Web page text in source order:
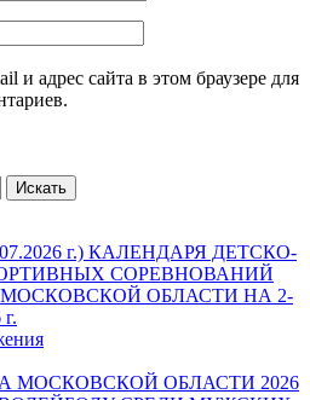
и адрес сайта в этом браузере для
г.) КАЛЕНДАРЯ ДЕТСКО-
СОРЕВНОВАНИЙ
ОБЛАСТИ НА 2-
МОСКОВСКОЙ ОБЛАСТИ 2026